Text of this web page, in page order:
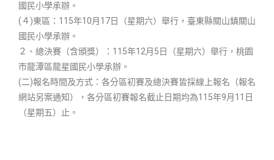
國民小學承辦。
(４)東區：115年10月17日（星期六）舉行，臺東縣關山鎮關山
國民小學承辦。
２、總決賽（含頒獎）：115年12月5日（星期六）舉行，桃園
市龍潭區龍星國民小學承辦。
(二)報名時間及方式：各分區初賽及總決賽皆採線上報名（報名
網站另案通知），各分區初賽報名截止日期均為115年9月11日
（星期五）止。